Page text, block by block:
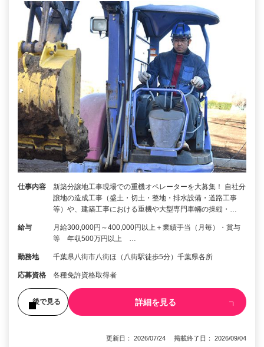
仕事内容
新築分譲地工事現場での重機オペレーターを大募集！ 自社分
譲地の造成工事（盛土・切土・整地・排水設備・道路工事
等）や、建築工事における重機や大型専門車輛の操縦・…
給与
月給300,000円～400,000円以上＋業績手当（月毎）・賞与
等 年収500万円以上 …
勤務地 千葉県八街市八街ほ（八街駅徒歩5分）千葉県各所
応募資格 各種免許資格取得者
後で見る 詳細を見る
更新日： 2026/07/24 掲載終了日： 2026/09/04